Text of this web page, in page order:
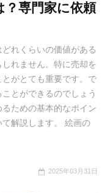
？専門家に依頼
れくらいの価値がある
れません。特に売却を
がとても重要です。で
とができるのでしょう
ための基本的なポイン
て解説します。 絵画の
2025年03月31日